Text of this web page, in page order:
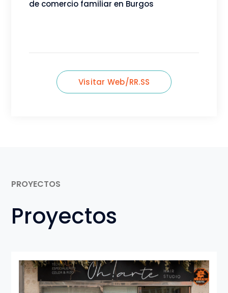
esperamos tener por delante, al menos, otros 30
Empresa
EL PORTUGUES TEXTIL
Más de 30 años ayudando a los
burgaleses a ahorrar en
de comercio familiar en Burgos